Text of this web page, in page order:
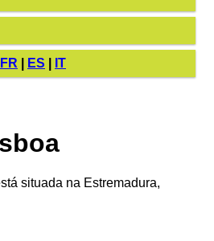
FR ES IT
situada na Estremadura,